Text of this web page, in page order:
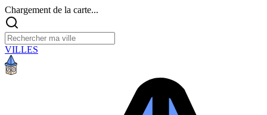
Chargement de la carte...
VILLES